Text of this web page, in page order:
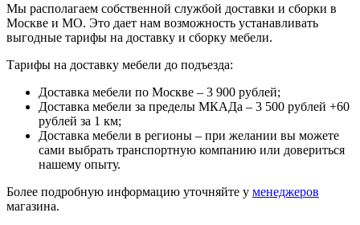
Мы располагаем собственной службой доставки и сборки в
Москве и МО. Это дает нам возможность устанавливать
выгодные тарифы на доставку и сборку мебели.
Тарифы на доставку мебели до подъезда:
Доставка мебели по Москве – 3 900 рублей;
Доставка мебели за пределы МКАДа – 3 500 рублей +60
рублей за 1 км;
Доставка мебели в регионы – при желании вы можете
сами выбрать транспортную компанию или довериться
нашему опыту.
Более подробную информацию уточняйте у менеджеров
магазина.